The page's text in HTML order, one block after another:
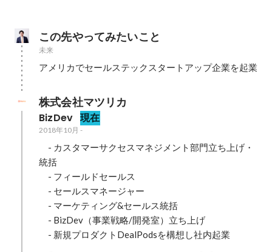
この先やってみたいこと
未来
アメリカでセールステックスタートアップ企業を起業
株式会社マツリカ
BizDev 現在
2018年10月 -
- カスタマーサクセスマネジメント部門立ち上げ・
統括
- フィールドセールス
- セールスマネージャー
- マーケティング&セールス統括
- BizDev（事業戦略/開発室）立ち上げ
- 新規プロダクトDealPodsを構想し社内起業